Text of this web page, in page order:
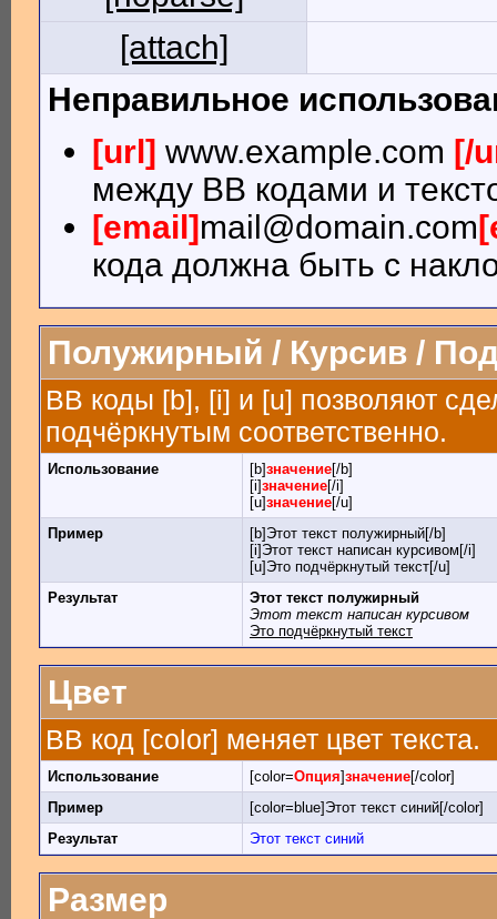
[attach]
Неправильное
[url] www.example.com [/
между BB кодами и
[email] mail@domain.com
кода должна быть с
Полужирный / Курсив /
BB коды [b], [i] и [u] позволяют
подчёркнутым соответственно.
Использование [b]значение[/b]
[i]значение[/i]
[u]значение[/u]
Пример
[b]Этот текст полужирный[/b]
[i]Этот текст написан курсивом[/i]
[u]Это подчёркнутый текст[/u]
Результат
Этот текст полужирный
Этот текст написан курсивом
Это подчёркнутый текст
Цвет
BB код [color] меняет цвет текста.
Использование [color=Опция]значение[/color]
Пример
[color=blue]Этот текст синий[/color]
Результат
Этот текст синий
Размер